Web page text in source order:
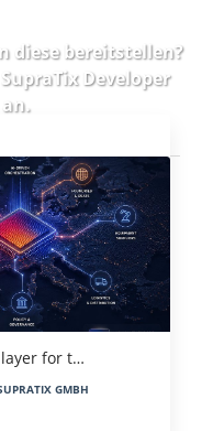
diese bereitstellen?
SupraTix Developer
for t…
GMBH